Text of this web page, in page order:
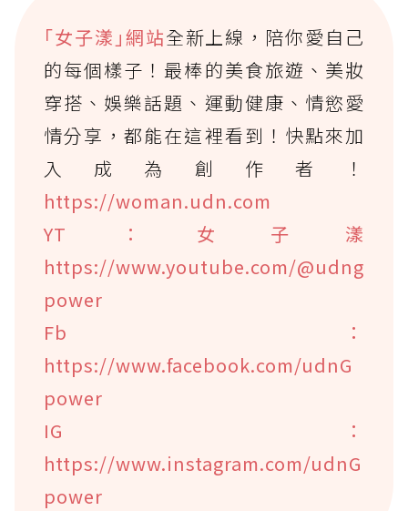
｢女子漾｣網站全新上線，陪你愛自己
的每個樣子！最棒的美食旅遊、美妝
穿搭、娛樂話題、運動健康、情慾愛
情分享，都能在這裡看到！快點來加
入成為創作者！
https://woman.udn.com
YT：女子漾
https://www.youtube.com/@udng
power
Fb：
https://www.facebook.com/udnG
power
IG：
https://www.instagram.com/udnG
power